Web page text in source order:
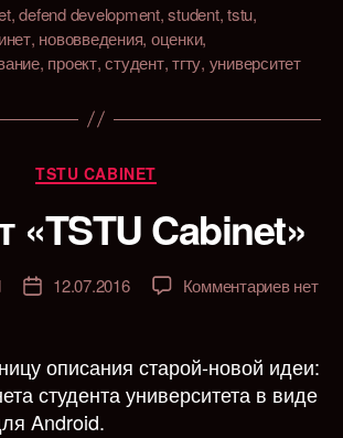
,defend development,student,tstu,
, нововведения, оценки,
, проект,студент,тгту, университет
Рубрики
TSTU CABINET
«TSTU Cabinet»
Дата12.07.2016 Комментариевк
нет
описания старой-новой идеи:
студента университета в виде
Android.